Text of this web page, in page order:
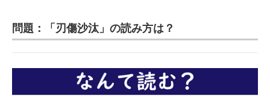
ITエンジニア向け専門サイト
企業向けIT製品の総合サイト
IT製品の技術・比較・事例
問題：「刃傷沙汰」の読み方は？